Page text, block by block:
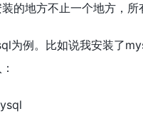
的地方不止一个地方，所
为例。比如说我安装了